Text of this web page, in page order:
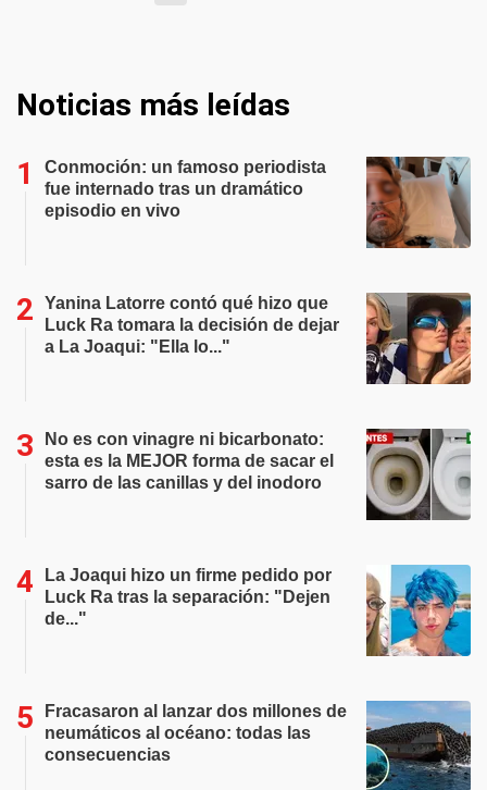
Noticias más leídas
Conmoción: un famoso periodista
fue internado tras un dramático
episodio en vivo
Yanina Latorre contó qué hizo que
Luck Ra tomara la decisión de dejar
a La Joaqui: "Ella lo..."
No es con vinagre ni bicarbonato:
esta es la MEJOR forma de sacar el
sarro de las canillas y del inodoro
La Joaqui hizo un firme pedido por
Luck Ra tras la separación: "Dejen
de..."
Fracasaron al lanzar dos millones de
neumáticos al océano: todas las
consecuencias